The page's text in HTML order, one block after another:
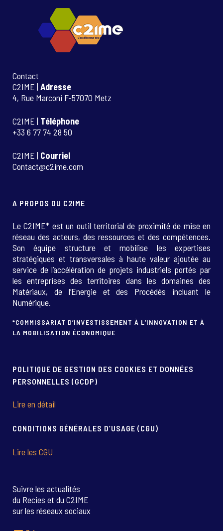
Contact
C2IME | Adresse
4, Rue Marconi F-57070 Metz
C2IME | Téléphone
+33 6 77 74 28 50
C2IME | Courriel
Contact@c2ime.com
A PROPOS DU C2IME
Le C2IME* est un outil territorial de proximité de mise en
réseau des acteurs, des ressources et des compétences.
Son équipe structure et mobilise les expertises
stratégiques et transversales à haute valeur ajoutée au
service de l’accélération de projets industriels portés par
les entreprises des territoires dans les domaines des
Matériaux, de l’Energie et des Procédés incluant le
Numérique.
*COMMISSARIAT D’INVESTISSEMENT À L’INNOVATION ET À
LA MOBILISATION ÉCONOMIQUE
POLITIQUE DE GESTION DES COOKIES ET DONNÉES
PERSONNELLES (GCDP)
Lire en détail
CONDITIONS GÉNÉRALES D’USAGE (CGU)
Lire les CGU
Suivre les actualités
du Recies et du C2IME
sur les réseaux sociaux